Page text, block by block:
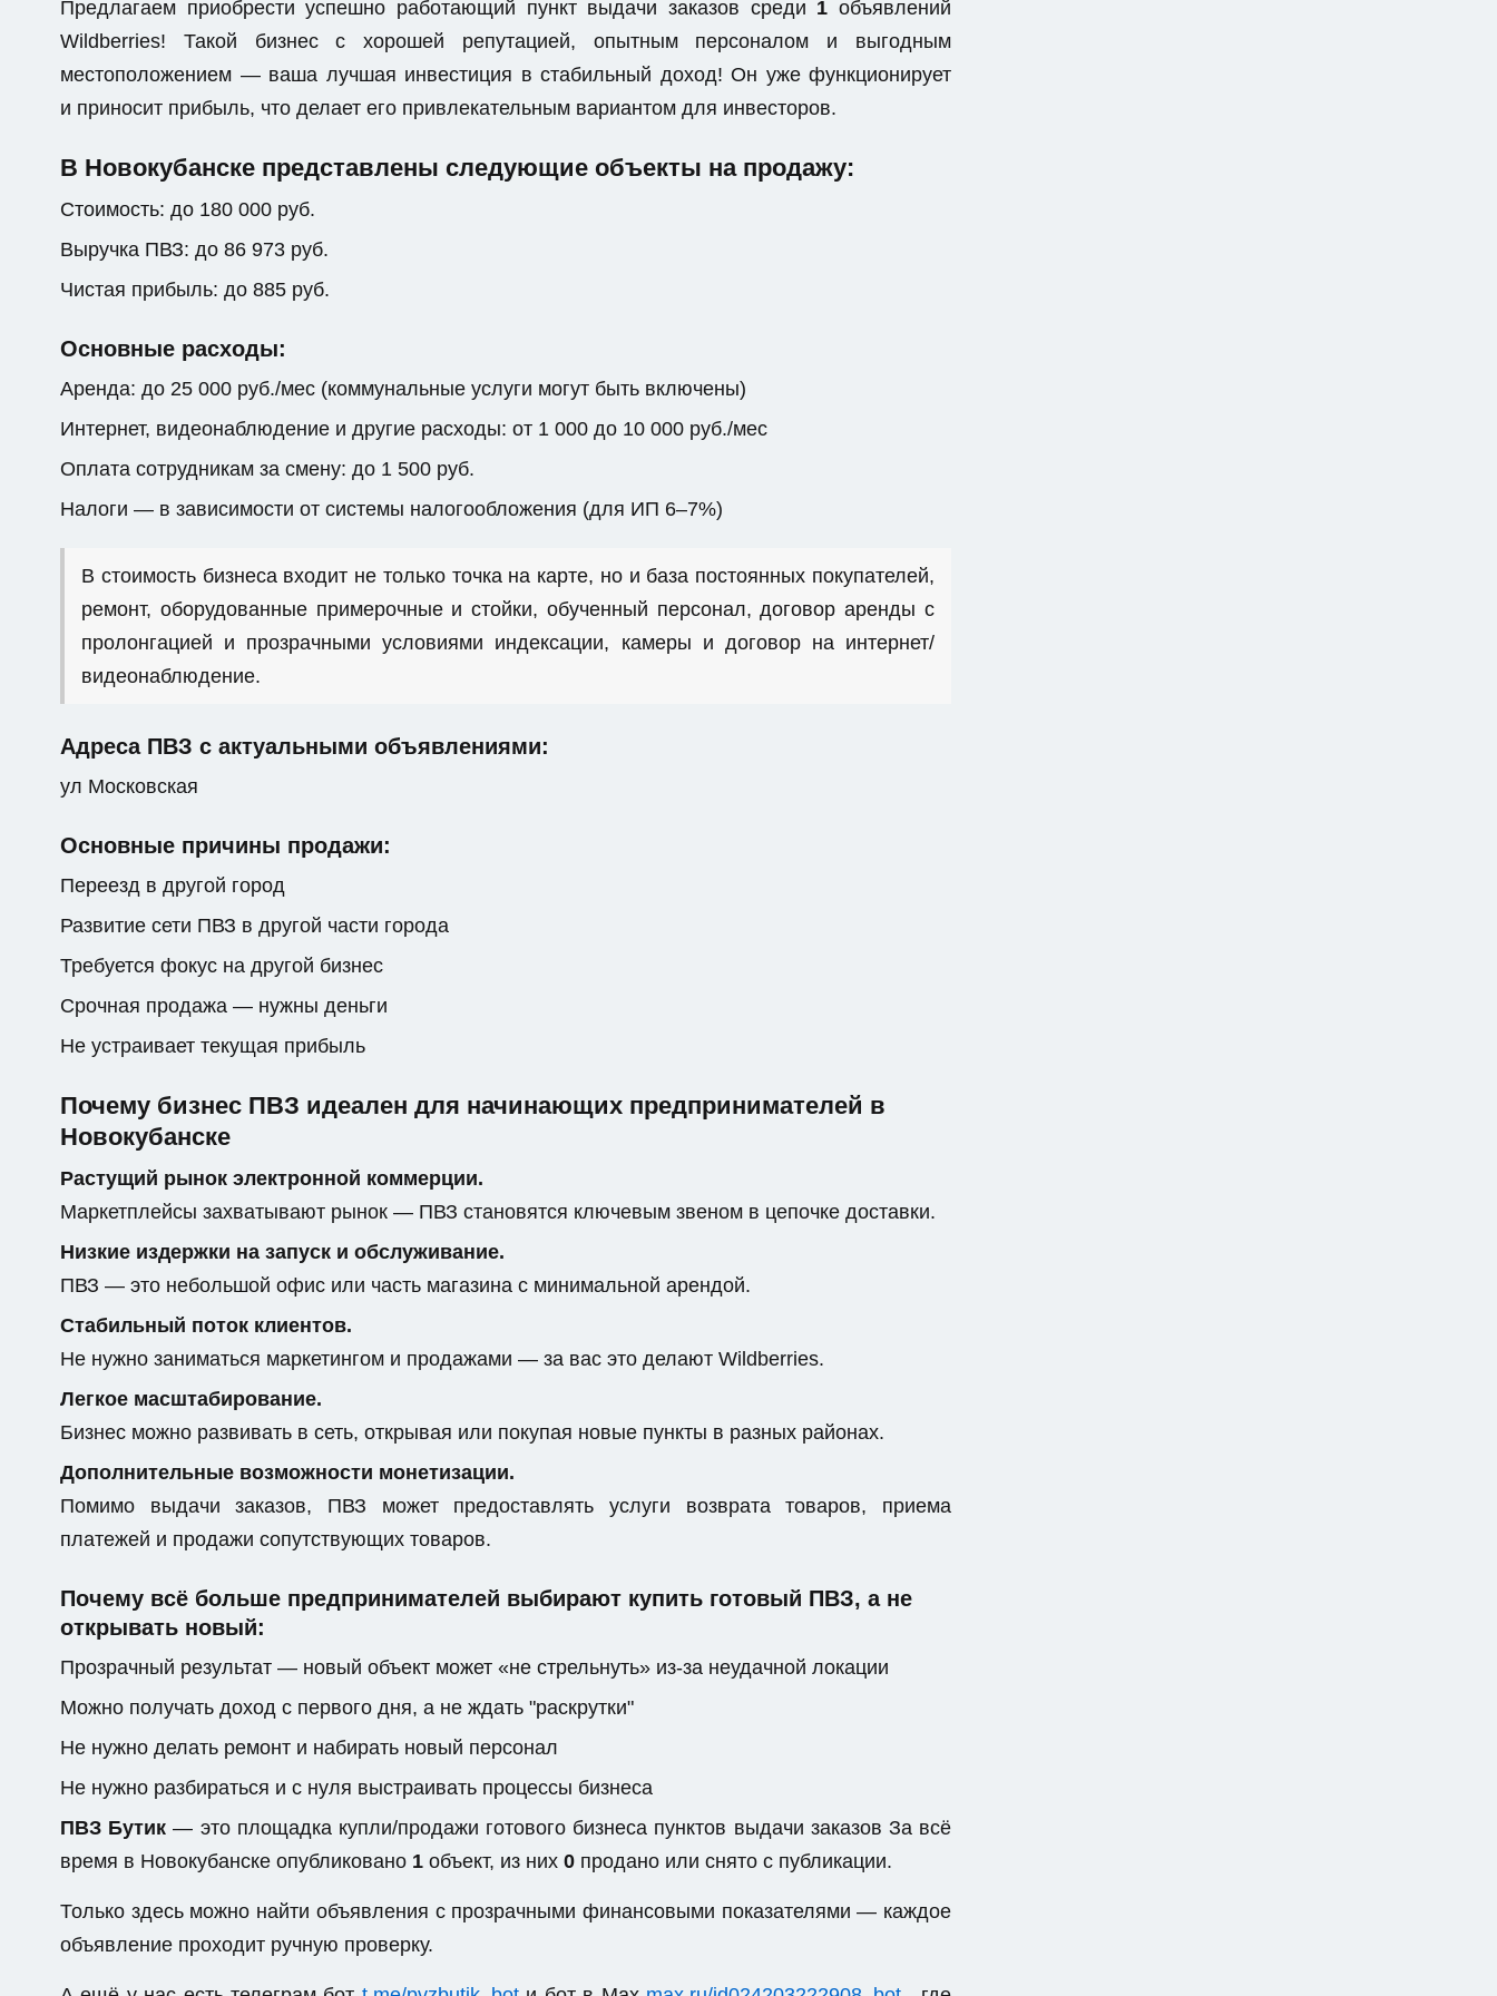
Предлагаем приобрести успешно работающий пункт выдачи заказов среди 1 объявлений
Wildberries! Такой бизнес с хорошей репутацией, опытным персоналом и выгодным
местоположением — ваша лучшая инвестиция в стабильный доход! Он уже функционирует
и приносит прибыль, что делает его привлекательным вариантом для инвесторов.
В Новокубанске представлены следующие объекты на продажу:
Стоимость: до 180 000 руб.
Выручка ПВЗ: до 86 973 руб.
Чистая прибыль: до 885 руб.
Основные расходы:
Аренда: до 25 000 руб./мес (коммунальные услуги могут быть включены)
Интернет, видеонаблюдение и другие расходы: от 1 000 до 10 000 руб./мес
Оплата сотрудникам за смену: до 1 500 руб.
Налоги — в зависимости от системы налогообложения (для ИП 6–7%)
В стоимость бизнеса входит не только точка на карте, но и база постоянных покупателей,
ремонт, оборудованные примерочные и стойки, обученный персонал, договор аренды с
пролонгацией и прозрачными условиями индексации, камеры и договор на интернет/
видеонаблюдение.
Адреса ПВЗ с актуальными объявлениями:
ул Московская
Основные причины продажи:
Переезд в другой город
Развитие сети ПВЗ в другой части города
Требуется фокус на другой бизнес
Срочная продажа — нужны деньги
Не устраивает текущая прибыль
Почему бизнес ПВЗ идеален для начинающих предпринимателей в
Новокубанске
Растущий рынок электронной коммерции.
Маркетплейсы захватывают рынок — ПВЗ становятся ключевым звеном в цепочке доставки.
Низкие издержки на запуск и обслуживание.
ПВЗ — это небольшой офис или часть магазина с минимальной арендой.
Стабильный поток клиентов.
Не нужно заниматься маркетингом и продажами — за вас это делают Wildberries.
Легкое масштабирование.
Бизнес можно развивать в сеть, открывая или покупая новые пункты в разных районах.
Дополнительные возможности монетизации.
Помимо выдачи заказов, ПВЗ может предоставлять услуги возврата товаров, приема
платежей и продажи сопутствующих товаров.
Почему всё больше предпринимателей выбирают купить готовый ПВЗ, а не
открывать новый:
Прозрачный результат — новый объект может «не стрельнуть» из-за неудачной локации
Можно получать доход с первого дня, а не ждать "раскрутки"
Не нужно делать ремонт и набирать новый персонал
Не нужно разбираться и с нуля выстраивать процессы бизнеса
ПВЗ Бутик — это площадка купли/продажи готового бизнеса пунктов выдачи заказов За всё
время в Новокубанске опубликовано 1 объект, из них 0 продано или снято с публикации.
Только здесь можно найти объявления с прозрачными финансовыми показателями — каждое
объявление проходит ручную проверку.